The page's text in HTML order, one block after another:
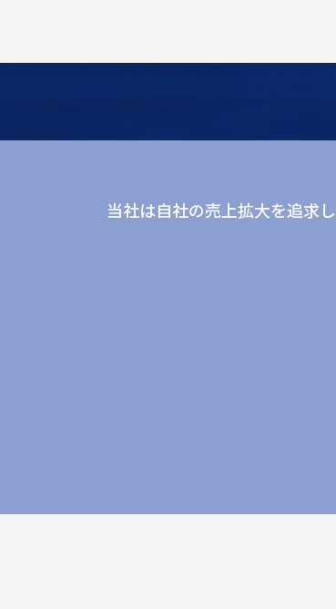
当社は自社の売上拡大を追求